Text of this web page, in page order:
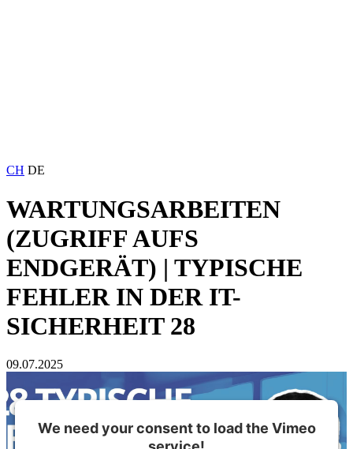
CH DE
WARTUNGSARBEITEN
(ZUGRIFF AUFS
ENDGERÄT) | TYPISCHE
FEHLER IN DER IT-
SICHERHEIT 28
09.07.2025
We need your consent to load the Vimeo